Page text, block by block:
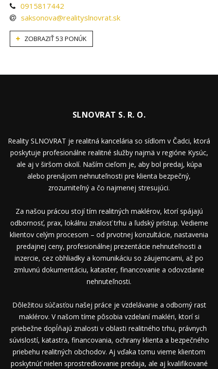
0915817442
saksonova@realityslnovrat.sk
ZOBRAZIŤ 53 PONÚK
SLNOVRAT S. R. O.
Reality SLNOVRAT je realitná kancelária so sídlom v Čadci, ktorá
poskytuje profesionálne realitné služby najmä v regióne Kysúc,
ale aj v širšom okolí. Naším cieľom je, aby bol predaj, kúpa
alebo prenájom nehnuteľnosti pre klienta bezpečný,
zrozumiteľný a čo najmenej stresujúci.
Za našou prácou stojí tím realitných maklérov, ktorí spájajú
odbornosť, prax, lokálnu znalosť trhu a ľudský prístup. Vedieme
klientov celým procesom – od prvotnej konzultácie, nastavenia
predajnej ceny, profesionálnej prezentácie nehnuteľnosti a
inzercie, cez obhliadky a komunikáciu so záujemcami, až po
zmluvnú dokumentáciu, kataster, financovanie a odovzdanie
nehnuteľnosti.
Dôležitou súčasťou našej práce je vzdelávanie a odborný rast
maklérov. V našom tíme pôsobia vzdelaní makléri, ktorí si
priebežne dopĺňajú znalosti v oblasti realitného trhu, právnych
súvislostí, katastra, financovania, ochrany klienta a bezpečného
priebehu realitných obchodov. Aj vďaka tomu vieme klientom
poskytnúť nielen sprostredkovanie predaja, ale aj kvalifikované